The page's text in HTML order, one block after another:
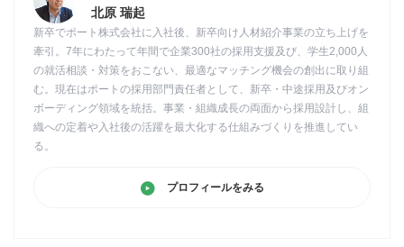
北原 瑞起
新卒でポート株式会社に入社後、新卒向け人材紹介事業の立ち上げを
牽引。7年にわたって年間で企業300社の採用支援及び、学生2,000人
の就活相談・対策をおこない、最適なマッチング機会の創出に取り組
む。現在はポートの採用部門責任者として、新卒・中途採用及びオン
ボーディング領域を統括。事業・組織成長の両面から採用設計し、組
織への定着や入社後の活躍を最大化する仕組みづくりを推進してい
る。
プロフィールをみる